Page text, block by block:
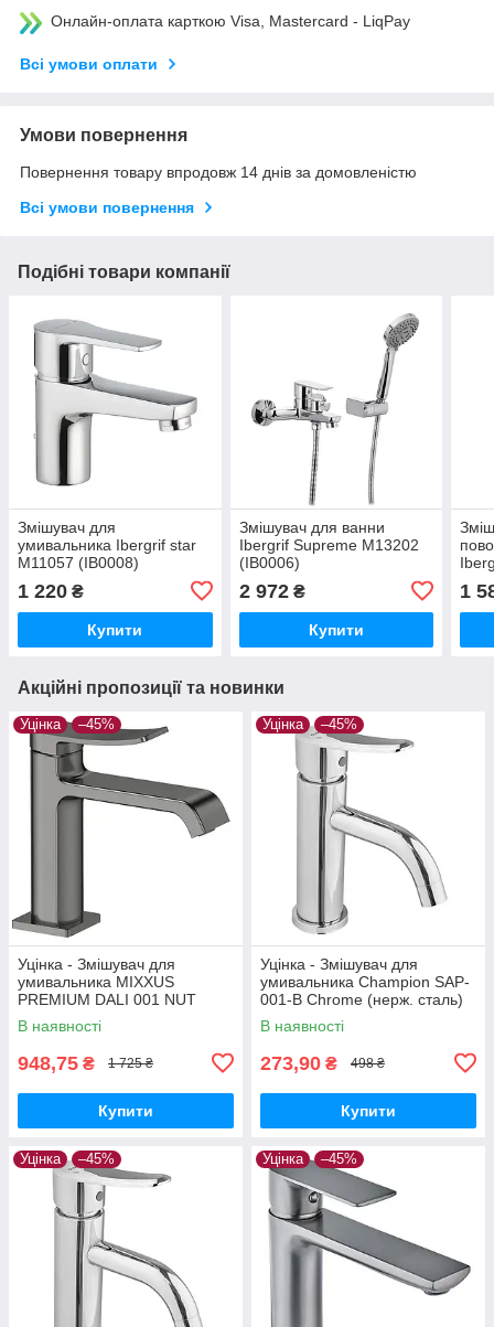
Онлайн-оплата карткою Visa, Mastercard - LiqPay
Всі умови оплати
Умови повернення
Повернення товару впродовж 14 днів за домовленістю
Всі умови повернення
Подібні товари компанії
Змішувач для
умивальника Ibergrif star
M11057 (IB0008)
1 220 ₴
Купити
Змішувач для ванни
Ibergrif Supreme M13202
(IB0006)
2 972₴
Купити
1
Акційні пропозиції та новинки
Уцінка –45%
Уцінка - Змішувач для
умивальника MIXXUS
PREMIUM DALI 001 NUT
GRAPHITE (Колір графіт)
(MI6756-20260715-9443)
В наявності
948,75 ₴ 1 725 ₴
Купити
Уцінка –45%
Уцінка - Змішувач для
умивальника Champion SAP-
001-B Chrome (нерж. сталь)
(CH6157-20260716-10424)
В наявності
273,90 ₴ 498 ₴
Купити
Уцінка –45% Уцінка –45%